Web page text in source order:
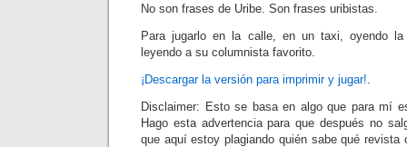
No son frases de Uribe. Son frases uribistas.
Para jugarlo en la calle, en un taxi, oyendo
leyendo a su columnista favorito.
¡Descargar la versión para imprimir y jugar!.
Disclaimer: Esto se basa en algo que para mí
Hago esta advertencia para que después no
que aquí estoy plagiando quién sabe qué revista